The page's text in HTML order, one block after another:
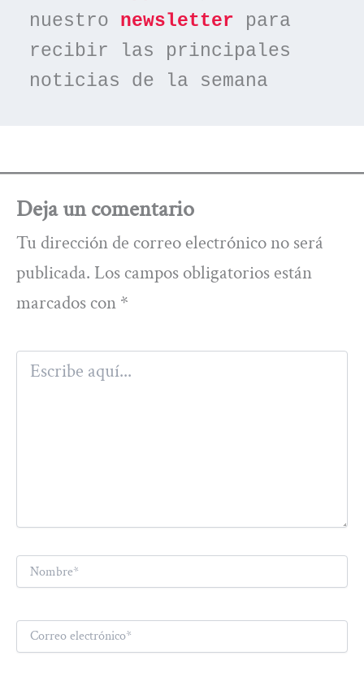
nuestro newsletter para
recibir las principales
noticias de la semana
Deja un comentario
Tu dirección de correo electrónico no será
publicada. Los campos obligatorios están
marcados con *
Escribe
aquí...
Nombre*
Correo
electrónico*